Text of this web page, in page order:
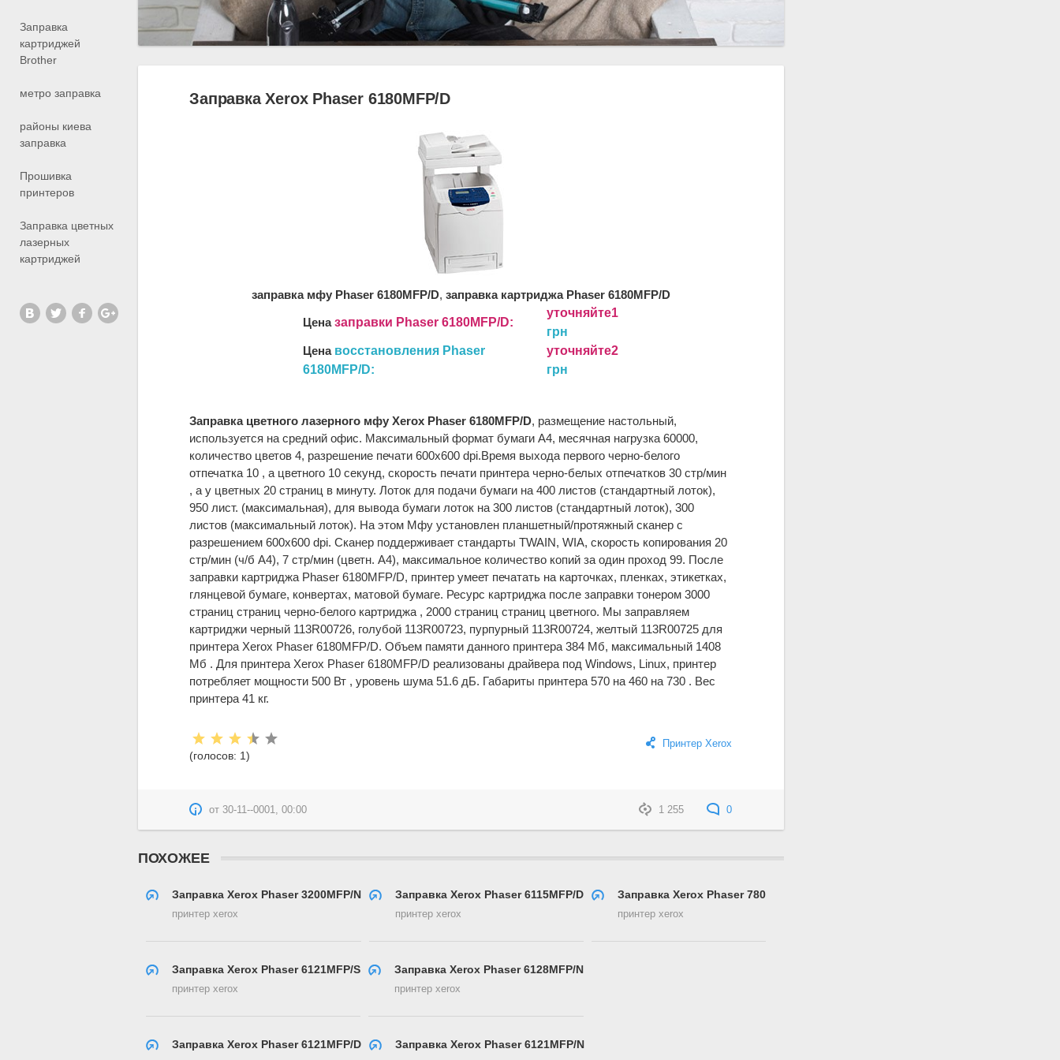
Заправка
картриджей
Brother
метро заправка
районы киева
заправка
Прошивка
принтеров
Заправка цветных
лазерных
картриджей
Заправка Xerox Phaser 6180MFP/D
заправка мфу Phaser 6180MFP/D, заправка картриджа Phaser 6180MFP/D
Ценазаправки Phaser 6180MFP/D:
уточняйте1
грн
Цена восстановления Phaser
6180MFP/D:
уточняйте2
грн
Заправка цветного лазерного мфу Xerox Phaser 6180MFP/D, размещение настольный,
используется на средний офис. Максимальный формат бумаги A4, месячная нагрузка 60000,
количество цветов 4, разрешение печати 600x600 dpi.Время выхода первого черно-белого
отпечатка 10 , а цветного 10 секунд, скорость печати принтера черно-белых отпечатков 30 стр/мин
, а у цветных 20 страниц в минуту. Лоток для подачи бумаги на 400 листов (стандартный лоток),
950 лист. (максимальная), для вывода бумаги лоток на 300 листов (стандартный лоток), 300
листов (максимальный лоток). На этом Мфу установлен планшетный/протяжный сканер с
разрешением 600x600 dpi. Сканер поддерживает стандарты TWAIN, WIA, скорость копирования 20
стр/мин (ч/б А4), 7 стр/мин (цветн. А4), максимальное количество копий за один проход 99. После
заправки картриджа Phaser 6180MFP/D, принтер умеет печатать на карточках, пленках, этикетках,
глянцевой бумаге, конвертах, матовой бумаге. Ресурс картриджа после заправки тонером 3000
страниц страниц черно-белого картриджа , 2000 страниц страниц цветного. Мы заправляем
картриджи черный 113R00726, голубой 113R00723, пурпурный 113R00724, желтый 113R00725 для
принтера Xerox Phaser 6180MFP/D. Объем памяти данного принтера 384 Мб, максимальный 1408
Мб . Для принтера Xerox Phaser 6180MFP/D реализованы драйвера под Windows, Linux, принтер
потребляет мощности 500 Вт , уровень шума 51.6 дБ. Габариты принтера 570 на 460 на 730 . Вес
принтера 41 кг.
Принтер Xerox
Рейтинг:
(голосов: 1)
1 255 0
от 30-11--0001, 00:00
ПОХОЖЕЕ
Заправка Xerox Phaser 3200MFP/N
принтер xerox
Заправка Xerox Phaser 6115MFP/D
принтер xerox
Заправка Xerox Phaser 780
принтер xerox
Заправка Xerox Phaser 6121MFP/S
принтер xerox
Заправка Xerox Phaser 6128MFP/N
принтер xerox
Заправка Xerox Phaser 6121MFP/D Заправка Xerox Phaser 6121MFP/N